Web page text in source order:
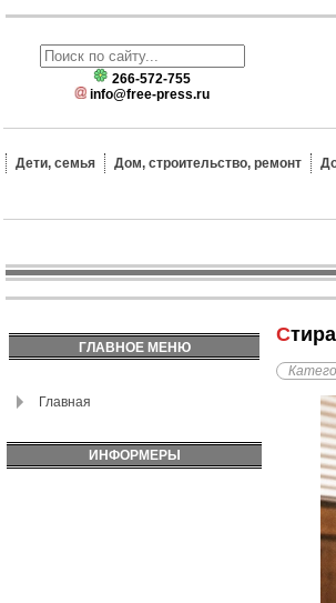
266-572-755
info@free-press.ru
Дети, семья Дом, строительство, ремонт
ГЛАВНОЕ МЕНЮ
Главная
ИНФОРМЕРЫ